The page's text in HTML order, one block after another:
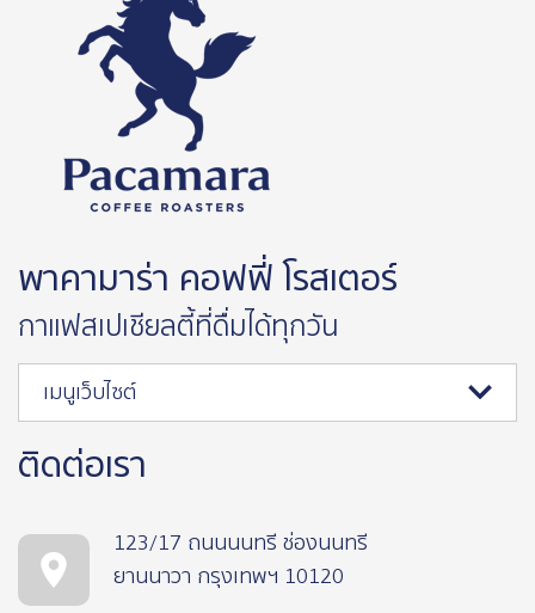
พาคามาร่า คอฟฟี่ โรสเตอร์
กาแฟสเปเชียลตี้ที่ดื่มได้ทุกวัน
เมนูเว็บไซต์
ติดต่อเรา
123/17 ถนนนนทรี ช่องนนทรี
ยานนาวา กรุงเทพฯ 10120